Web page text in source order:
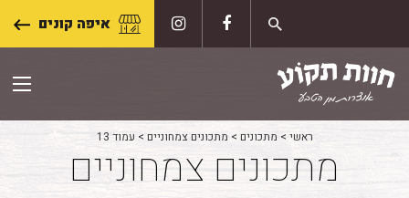
content
איפה קונים
ראשי > מתכונים > מתכונים צמחוניים > עמוד 13
מתכונים צמחוניים